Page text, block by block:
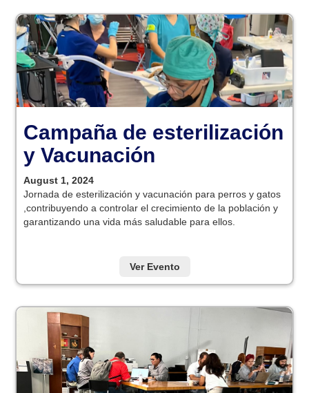
Campaña de esterilización
y Vacunación
August 1, 2024
Jornada de esterilización y vacunación para perros y gatos
,contribuyendo a controlar el crecimiento de la población y
garantizando una vida más saludable para ellos.
Ver Evento